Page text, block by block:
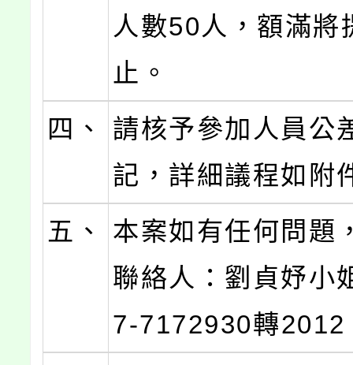
人數50人，額滿將
止。
四、
請核予參加人員公
記，詳細議程如附
五、
本案如有任何問題
聯絡人：劉貞妤小
7-7172930轉2012